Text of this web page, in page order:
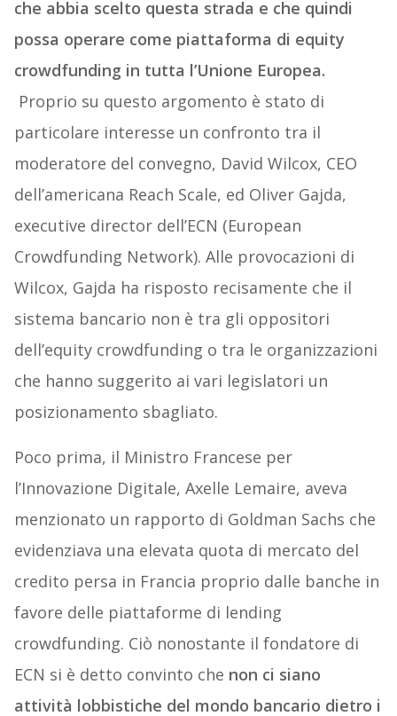
che abbia scelto questa strada e che quindi
possa operare come piattaforma di equity
crowdfunding in tutta l’Unione Europea.
Proprio su questo argomento è stato di
particolare interesse un confronto tra il
moderatore del convegno, David Wilcox, CEO
dell’americana Reach Scale, ed Oliver Gajda,
executive director dell’ECN (European
Crowdfunding Network). Alle provocazioni di
Wilcox, Gajda ha risposto recisamente che il
sistema bancario non è tra gli oppositori
dell’equity crowdfunding o tra le organizzazioni
che hanno suggerito ai vari legislatori un
posizionamento sbagliato.
Poco prima, il Ministro Francese per
l’Innovazione Digitale, Axelle Lemaire, aveva
menzionato un rapporto di Goldman Sachs che
evidenziava una elevata quota di mercato del
credito persa in Francia proprio dalle banche in
favore delle piattaforme di lending
crowdfunding. Ciò nonostante il fondatore di
ECN si è detto convinto che non ci siano
attività lobbistiche del mondo bancario dietro i